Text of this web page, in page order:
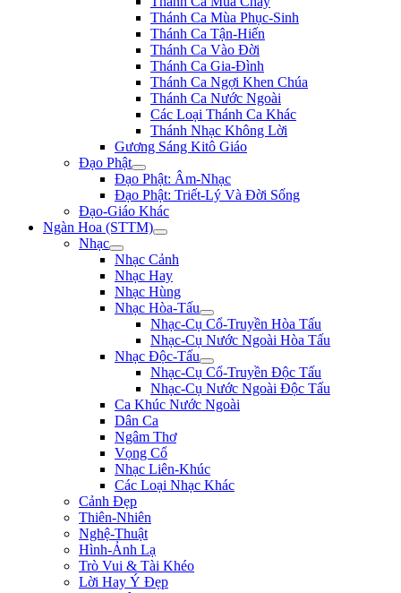
Thánh Ca Mùa Phục-Sinh
Thánh Ca Tận-Hiến
Thánh Ca Vào Đời
Thánh Ca Gia-Đình
Thánh Ca Ngợi Khen Chúa
Thánh Ca Nước Ngoài
Các Loại Thánh Ca Khác
Thánh Nhạc Không Lời
Gương Sáng Kitô Giáo
Đạo Phật
Đạo Phật: Âm-Nhạc
Đạo Phật: Triết-Lý Và Đời Sống
Đạo-Giáo Khác
Ngàn Hoa (STTM)
Nhạc
Nhạc Cảnh
Nhạc Hay
Nhạc Hùng
Nhạc Hòa-Tấu
Nhạc-Cụ Cổ-Truyền Hòa Tấu
Nhạc-Cụ Nước Ngoài Hòa Tấu
Nhạc Độc-Tấu
Nhạc-Cụ Cổ-Truyền Độc Tấu
Nhạc-Cụ Nước Ngoài Độc Tấu
Ca Khúc Nước Ngoài
Dân Ca
Ngâm Thơ
Vọng Cổ
Nhạc Liên-Khúc
Các Loại Nhạc Khác
Cảnh Đẹp
Thiên-Nhiên
Nghệ-Thuật
Hình-Ảnh Lạ
Trò Vui & Tài Khéo
Lời Hay Ý Đẹp